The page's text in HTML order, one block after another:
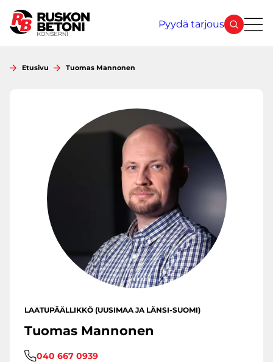
sisältöön
Pyydä tarjous
Etusivu Tuomas Mannonen
LAATUPÄÄLLIKKÖ (UUSIMAA JA LÄNSI-SUOMI)
Tuomas Mannonen
040 667 0939